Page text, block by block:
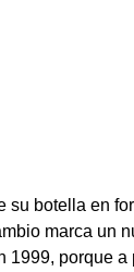
su botella en
marca un
1999, porque